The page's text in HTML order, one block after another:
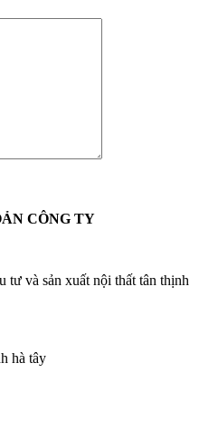
CÔNG TY
tư và sản xuất nội thất tân thịnh
hà tây